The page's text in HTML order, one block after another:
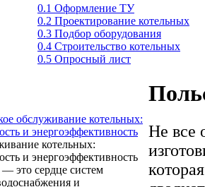
0.1 Оформление ТУ
0.2 Проектирование котельных
0.3 Подбор оборудования
0.4 Строительство котельных
0.5 Опросный лист
обслуживание котельных:
и энергоэффективность
это сердце систем
и
Не все